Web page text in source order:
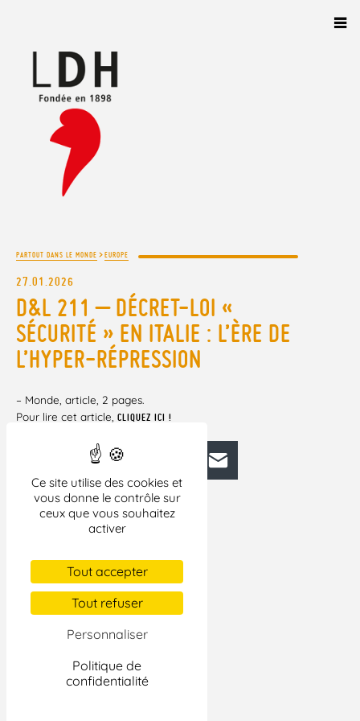
Ce site utilise des cookies et
vous donne le contrôle sur
ceux que vous souhaitez
activer
Tout accepter
Tout refuser
Personnaliser
Politique de
confidentialité
PARTOUT DANS LE MONDE >EUROPE
27.01.2026
D&L 211 – DÉCRET-LOI «
SÉCURITÉ » EN ITALIE : L’ÈRE DE
L’HYPER-RÉPRESSION
– Monde, article, 2 pages.
Pour lire cet article, CLIQUEZ ICI !
FacebookBlueskyMastodonLinkedIn